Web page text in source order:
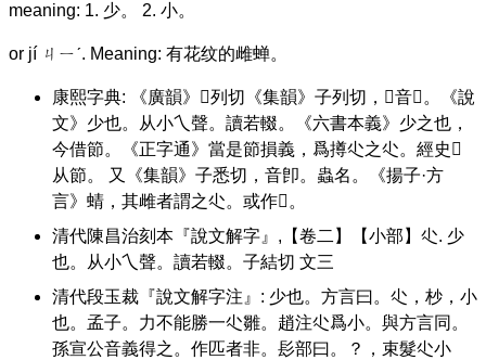
meaning: 1. 少。 2. 小。
or jí ㄐㄧˊ. Meaning: 有花纹的雌蝉。
康熙字典: 《廣韻》𡛷列切《集韻》子列切，𠀤音𩯰。《說
文》少也。从小乀聲。讀若輟。《六書本義》少之也，
今借節。《正字通》當是節損義，爲撙尐之尐。經史𠀤
从節。 又《集韻》子悉切，音卽。蟲名。《揚子·方
言》蜻，其雌者謂之尐。或作𧉍。
清代陳昌治刻本『說文解字』,【卷二】【小部】尐. 少
也。从小乀聲。讀若輟。子結切 文三
清代段玉裁『說文解字注』: 少也。方言曰。尐，杪，小
也。孟子。力不能勝一尐雛。趙注尐爲小。與方言同。
孫宣公音義得之。作匹者非。髟部曰。？，束髮尐小